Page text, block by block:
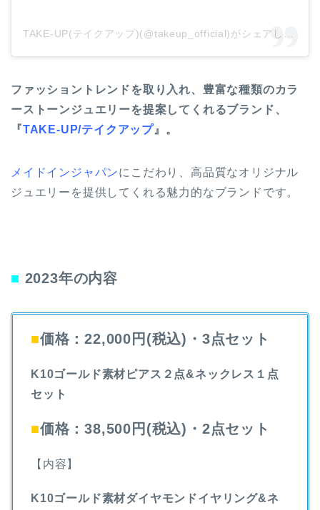
TAKE-UP(テイクアップ)(@takeup_official)がシェアした投稿
ファッショントレンドを取り入れ、豊富な種類のカラ
ーストーンジュエリーを提案してくれるブランド、
『TAKE-UP/テイクアップ 』。
メイドインジャパンにこだわり、高品質なオリジナル
ジュエリーを提供してくれる魅力的なブランドです。
■ 2023年の内容
■価格：22,000円(税込)・3点セット
K10ゴールド素材ピアス２点&ネックレス１点
セット
■価格：38,500円(税込)・2点セット
【内容】
K10ゴールド素材ダイヤモンドイヤリング&ネ